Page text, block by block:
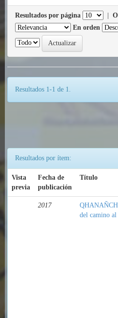
Resultados por página
En orden
Resultados 1-1 de 1.
Resultados por ítem:
Vista
previa
Fecha de
publicación
Título
2017
del camino al